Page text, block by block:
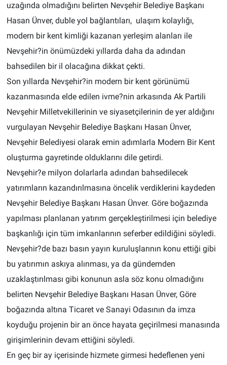
uzağında olmadığını belirten Nevşehir Belediye Başkanı
Hasan Ünver, duble yol bağlantıları, ulaşım kolaylığı,
modern bir kent kimliği kazanan yerleşim alanları ile
Nevşehir?in önümüzdeki yıllarda daha da adından
bahsedilen bir il olacağına dikkat çekti.
Son yıllarda Nevşehir?in modern bir kent görünümü
kazanmasında elde edilen ivme?nin arkasında Ak Partili
Nevşehir Milletvekillerinin ve siyasetçilerinin de yer aldığını
vurgulayan Nevşehir Belediye Başkanı Hasan Ünver,
Nevşehir Belediyesi olarak emin adımlarla Modern Bir Kent
oluşturma gayretinde olduklarını dile getirdi.
Nevşehir?e milyon dolarlarla adından bahsedilecek
yatırımların kazandırılmasına öncelik verdiklerini kaydeden
Nevşehir Belediye Başkanı Hasan Ünver. Göre boğazında
yapılması planlanan yatırım gerçekleştirilmesi için belediye
başkanlığı için tüm imkanlarının seferber edildiğini söyledi.
Nevşehir?de bazı basın yayın kuruluşlarının konu ettiği gibi
bu yatırımın askıya alınması, ya da gündemden
uzaklaştırılması gibi konunun asla söz konu olmadığını
belirten Nevşehir Belediye Başkanı Hasan Ünver, Göre
boğazında altına Ticaret ve Sanayi Odasının da imza
koyduğu projenin bir an önce hayata geçirilmesi manasında
girişimlerinin devam ettiğini söyledi.
En geç bir ay içerisinde hizmete girmesi hedeflenen yeni